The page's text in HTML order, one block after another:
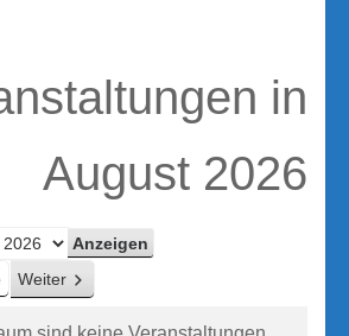
in
August 2026
Weiter